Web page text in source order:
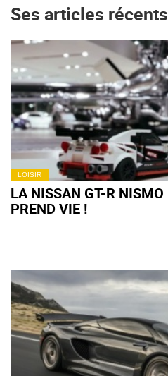
Ses articles récents
LOISIR
LA NISSAN GT-R
PREND VIE !